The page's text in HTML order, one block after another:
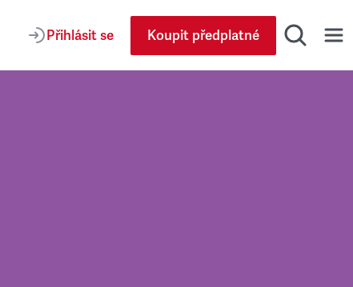
Přihlásit se Koupit předplatné